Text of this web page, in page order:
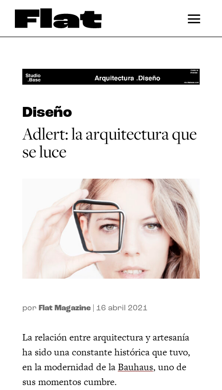
Diseño
Adlert: la arquitectura que
se luce
por Flat Magazine| 16 abril 2021
La relación entre arquitectura y artesanía
ha sido una constante histórica que tuvo,
en la modernidad de laBauhaus, uno de
sus momentos cumbre.